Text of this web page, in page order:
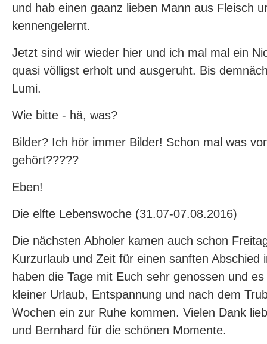
und hab einen gaanz lieben Mann aus Fleisch
kennengelernt.
Jetzt sind wir wieder hier und ich mal mal ein
quasi völligst erholt und ausgeruht. Bis
Lumi.
Wie bitte - hä, was?
Bilder? Ich hör immer Bilder! Schon mal was
gehört?????
Eben!
Die elfte Lebenswoche (31.07-07.08.2016)
Die nächsten Abholer kamen auch schon
Kurzurlaub und Zeit für einen sanften Abschied
haben die Tage mit Euch sehr genossen und
kleiner Urlaub, Entspannung und nach dem
Wochen ein zur Ruhe kommen. Vielen Dank
und Bernhard für die schönen Momente.